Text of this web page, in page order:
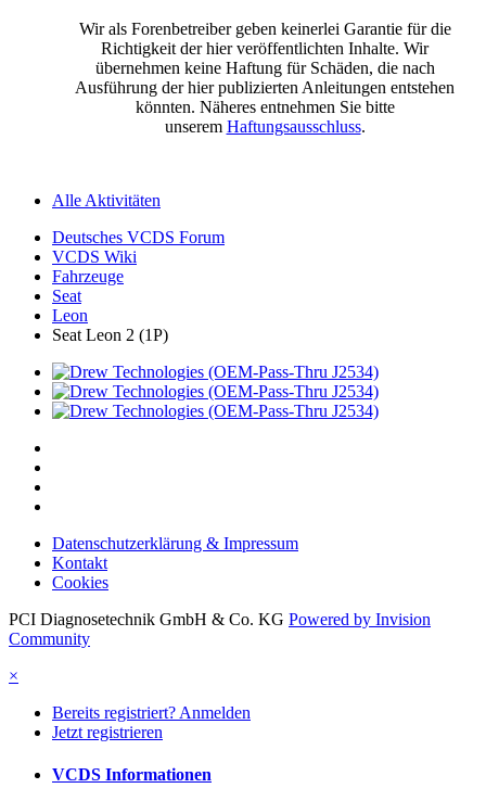
Wir als Forenbetreiber geben keinerlei Garantie für die
Richtigkeit der hier veröffentlichten Inhalte. Wir
übernehmen keine Haftung für Schäden, die nach
Ausführung der hier publizierten Anleitungen entstehen
könnten. Näheres entnehmen Sie bitte
unserem Haftungsausschluss.
Alle Aktivitäten
Deutsches VCDS Forum
VCDS Wiki
Fahrzeuge
Seat
Leon
Seat Leon 2 (1P)
Datenschutzerklärung & Impressum
Kontakt
Cookies
PCI Diagnosetechnik GmbH & Co. KG Powered by Invision
Community
×
Bereits registriert? Anmelden
Jetzt registrieren
VCDS Informationen